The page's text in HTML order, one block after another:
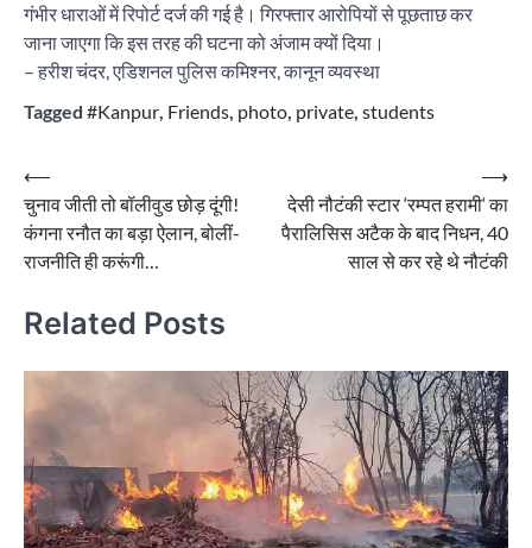
गंभीर धाराओं में रिपोर्ट दर्ज की गई है। गिरफ्तार आरोपियों से पूछताछ कर
जाना जाएगा कि इस तरह की घटना को अंजाम क्यों दिया।
– हरीश चंदर, एडिशनल पुलिस कमिश्नर, कानून व्यवस्था
Tagged #Kanpur Friends photo private students
Post
navigation
⟵
चुनाव जीती तो बॉलीवुड छोड़ दूंगी!
कंगना रनौत का बड़ा ऐलान, बोलीं-
राजनीति ही करूंगी…
देसी नौटंकी स्टार ‘रम्पत हरामी‘ का
पैरालिसिस अटैक के बाद निधन, 40
साल से कर रहे थे नौटंकी
⟶
Related Posts